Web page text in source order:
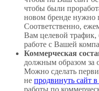
чтобы были
новом бренде нужно
Соответственно,
Вам целевой трафик,
работе с Вашей
Коммерческая
должным образом за
Можно сделать
не продвинуть сайт